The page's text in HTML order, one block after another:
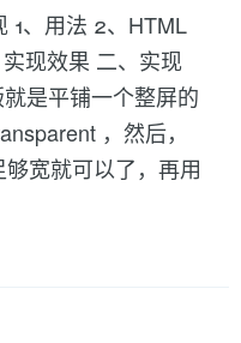
1、用法 2、HTML
现效果 二、实现
是平铺一个整屏的
，然后，
宽就可以了，再用